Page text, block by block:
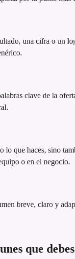
una cifra o un
clave de la
lo que haces, sino
o en el negocio.
breve, claro y
que